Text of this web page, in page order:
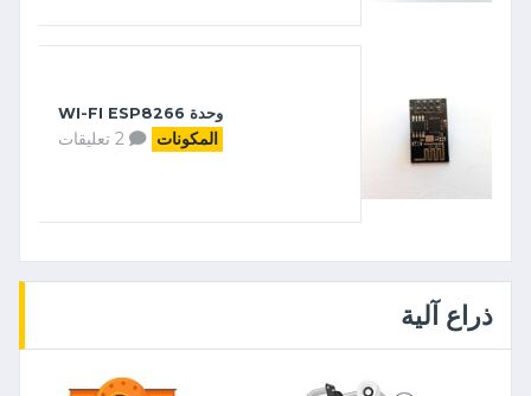
وحدة WI-FI ESP8266
المكونات
ذراع آلية